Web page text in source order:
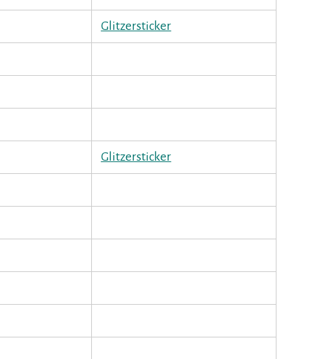
Glitzersticker
Glitzersticker